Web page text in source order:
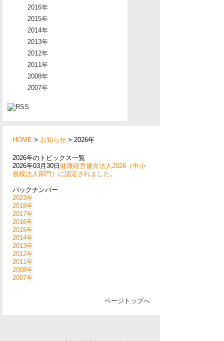
2016年
2015年
2014年
2013年
2012年
2011年
2008年
2007年
HOME > お知らせ > 2026年
2026年のトピックス一覧
2026年03月30日 健康経営優良法人2026（中小
規模法人部門）に認定されました。
バックナンバー
2023年
2018年
2017年
2016年
2015年
2014年
2013年
2012年
2011年
2008年
2007年
ページトップへ